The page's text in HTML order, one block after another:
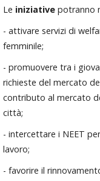
Le iniziative potranno
- attivare servizi di
femminile;
- promuovere tra i
richieste del mercato
contributo al mercato
città;
- intercettare i NEET
lavoro;
- favorire il